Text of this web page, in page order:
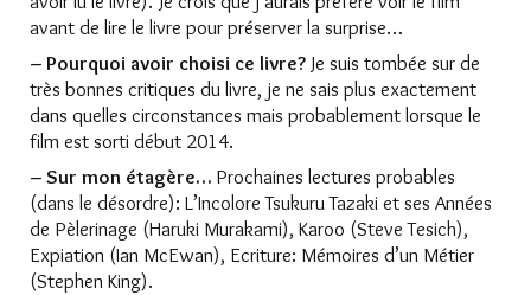
avant de lire le livre pour préserver la surprise…
– Pourquoi avoir choisi ce livre? Je suis tombée sur de
très bonnes critiques du livre, je ne sais plus exactement
dans quelles circonstances mais probablement lorsque le
film est sorti début 2014.
– Sur mon étagère… Prochaines lectures probables
(dans le désordre): L’Incolore Tsukuru Tazaki et ses Années
de Pèlerinage (Haruki Murakami), Karoo (Steve Tesich),
Expiation (Ian McEwan), Ecriture: Mémoires d’un Métier
(Stephen King).